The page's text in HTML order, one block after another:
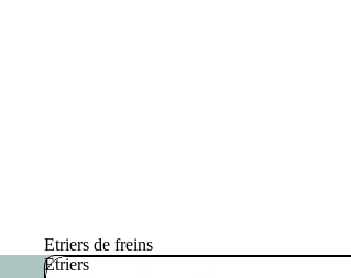
Etriers de freins
Etriers